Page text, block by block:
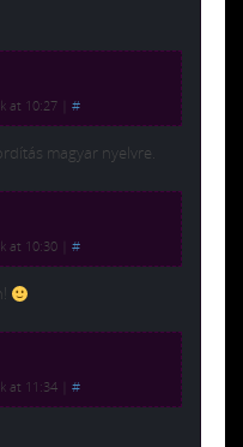
at 10:27 #
magyar nyelvre.
at 10:30 #
at 11:34 #